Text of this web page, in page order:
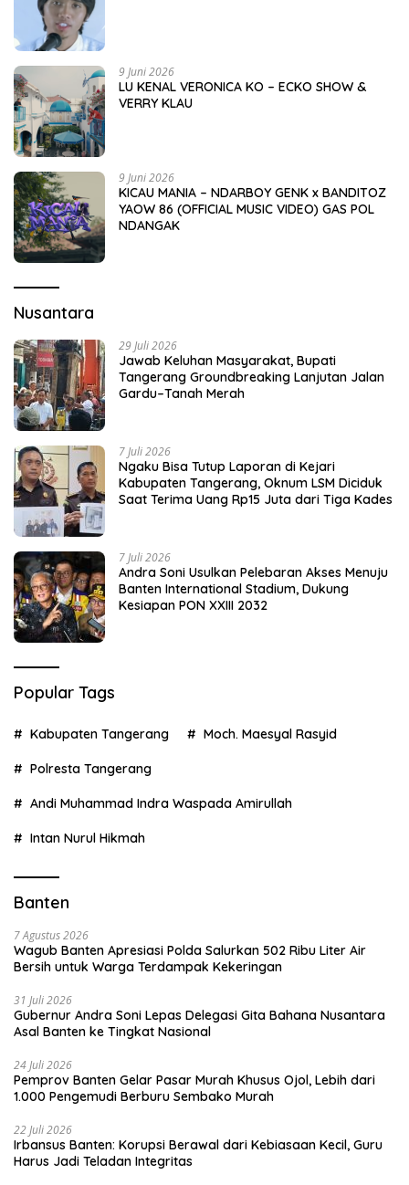
9 Juni 2026
LU KENAL VERONICA KO – ECKO SHOW &
VERRY KLAU
9 Juni 2026
KICAU MANIA – NDARBOY GENK x BANDITOZ
YAOW 86 (OFFICIAL MUSIC VIDEO) GAS POL
NDANGAK
Nusantara
29 Juli 2026
Jawab Keluhan Masyarakat, Bupati
Tangerang Groundbreaking Lanjutan Jalan
Gardu–Tanah Merah
7 Juli 2026
Ngaku Bisa Tutup Laporan di Kejari
Kabupaten Tangerang, Oknum LSM Diciduk
Saat Terima Uang Rp15 Juta dari Tiga Kades
7 Juli 2026
Andra Soni Usulkan Pelebaran Akses Menuju
Banten International Stadium, Dukung
Kesiapan PON XXIII 2032
Popular Tags
Kabupaten Tangerang Moch. Maesyal Rasyid
Polresta Tangerang
Andi Muhammad Indra Waspada Amirullah
Intan Nurul Hikmah
Banten
7 Agustus 2026
Wagub Banten Apresiasi Polda Salurkan 502 Ribu Liter Air
Bersih untuk Warga Terdampak Kekeringan
31 Juli 2026
Gubernur Andra Soni Lepas Delegasi Gita Bahana Nusantara
Asal Banten ke Tingkat Nasional
24 Juli 2026
Pemprov Banten Gelar Pasar Murah Khusus Ojol, Lebih dari
1.000 Pengemudi Berburu Sembako Murah
22 Juli 2026
Irbansus Banten: Korupsi Berawal dari Kebiasaan Kecil, Guru
Harus Jadi Teladan Integritas